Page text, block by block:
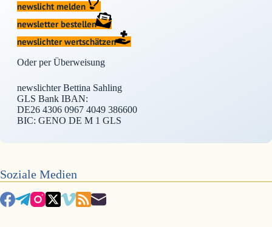
newslicht melden
newsletter bestellen
newslichter wertschätzen
Oder per Überweisung
newslichter Bettina Sahling
GLS Bank IBAN:
DE26 4306 0967 4049 386600
BIC: GENO DE M 1 GLS
Soziale Medien